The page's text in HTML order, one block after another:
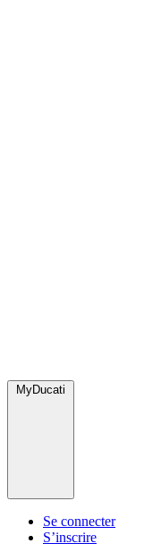
MyDucati
Se connecter
S’inscrire